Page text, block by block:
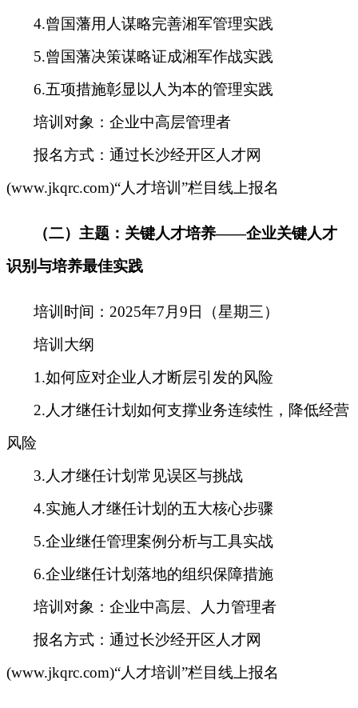
4.曾国藩用人谋略完善湘军管理实践
5.曾国藩决策谋略证成湘军作战实践
6.五项措施彰显以人为本的管理实践
培训对象：企业中高层管理者
报名方式： 通过长沙经开区人才网
(www.jkqrc.com)“人才培训”栏目线上报名
（二） 主题： 关键人才培养——企业关键人才
识别与培养最佳实践
培训 时间 ： 2025年7月9日（星期三）
培训大纲
1.如何应对企业人才断层引发的风险
2.人才继任计划如何支撑业务连续性，降低经营
风险
3.人才继任计划常见误区与挑战
4.实施人才继任计划的五大核心步骤
5.企业继任管理案例分析与工具实战
6.企业继任计划落地的组织保障措施
培训对象：企业中高层、人力管理者
报名方式： 通过长沙经开区人才网
(www.jkqrc.com)“人才培训”栏目线上报名